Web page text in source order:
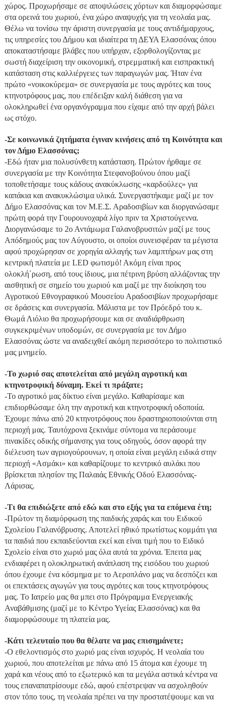
χώρος. Προχωρήσαμε σε αποψιλώσεις χόρτων και διαμορφώσαμε
στα ορεινά του χωριού, ένα χώρο αναψυχής για τη νεολαία μας.
Θέλω να τονίσω την άριστη συνεργασία με τους αντιδήμαρχους,
τις υπηρεσίες του Δήμου και ιδιαίτερα τη ΔΕΥΑ Ελασσόνας όπου
αποκαταστήσαμε βλάβες που υπήρχαν, εξορθολογίζοντας με
σωστή διαχείριση την οικονομική, στρεμματική και εισπρακτική
κατάσταση στις καλλιέργειες των παραγωγών μας. Ήταν ένα
πρώτο «νοικοκύρεμα» σε συνεργασία με τους αγρότες και τους
κτηνοτρόφους μας, που επέδειξαν καλή διάθεση για να
ολοκληρωθεί ένα οργανόγραμμα που είχαμε από την αρχή βάλει
ως στόχο.
-Σε κοινωνικά ζητήματα έγιναν κινήσεις από τη Κοινότητα και
τον Δήμο Ελασσόνας;
-Εδώ ήταν μια πολυσύνθετη κατάσταση. Πρώτον ήρθαμε σε
συνεργασία με την Κοινότητα Στεφανοβούνου όπου μαζί
τοποθετήσαμε τους κάδους ανακύκλωσης «καρδούλες» για
καπάκια και ανακυκλώσιμα υλικά. Συνεργαστήκαμε μαζί με τον
Δήμο Ελασσόνας και τον Μ.Ε.Σ. Αραδοσιβίων και διοργανώσαμε
πρώτη φορά την Γουρουνοχαρά λίγο πριν τα Χριστούγεννα.
Διοργανώσαμε το 2ο Αντάμωμα Γαλανοβρυσιτών μαζί με τους
Απόδημούς μας τον Αύγουστο, οι οποίοι συνεισφέραν τα μέγιστα
αφού προχώρησαν σε χορηγία αλλαγής των λαμπτήρων μας στη
κεντρική πλατεία με LED φωτισμό! Ακόμη είναι προς
ολοκλή΄ρωση, από τους ίδιους, μια πέτρινη βρύση αλλάζοντας την
αισθητική σε σημείο του χωριού και μαζί με την διοίκηση του
Αγροτικού Εθνογραφικού Μουσείου Αραδοσιβίων προχωρήσαμε
σε δράσεις και συνεργασία. Μάλιστα με τον Πρόεδρό του κ.
Θωμά Λιόλιο θα προχωρήσουμε και σε αναδιάρθρωση
συγκεκριμένων υποδομών, σε συνεργασία με τον Δήμο
Ελασσόνας ώστε να αναδειχθεί ακόμη περισσότερο το πολιτιστικό
μας μνημείο.
-Το χωριό σας αποτελείται από μεγάλη αγροτική και
κτηνοτροφική δύναμη. Εκεί τι πράξατε;
-Το αγροτικό μας δίκτυο είναι μεγάλο. Καθαρίσαμε και
επιδιορθώσαμε όλη την αγροτική και κτηνοτροφική οδοποιία.
Έχουμε πάνω από 20 κτηνοτρόφους που δραστηριοποιούνται στη
περιοχή μας. Ταυτόχρονα ξεκινάμε σύντομα να περάσουμε
πινακίδες οδικής σήμανσης για τους οδηγούς, όσον αφορά την
διέλευση των αγριογούρουνων, η οποία είναι μεγάλη ειδικά στην
περιοχή «Ασμάκι» και καθαρίζουμε το κεντρικό αυλάκι που
βρίσκεται πλησίον της Παλαιάς Εθνικής Οδού Ελασσόνας-
Λάρισας.
-Τι θα επιδιώξετε από εδώ και στο εξής για τα επόμενα έτη;
-Πρώτον τη διαμόρφωση της παιδικής χαράς και του Ειδικού
Σχολείου Γαλανόβρυσης. Αποτελεί ηθικό πρωτίστως κομμάτι για
τα παιδιά που εκπαιδεύονται εκεί και είναι τιμή που το Ειδικό
Σχολείο είναι στο χωριό μας όλα αυτά τα χρόνια. Έπειτα μας
ενδιαφέρει η ολοκληρωτική ανάπλαση της εισόδου του χωριού
όπου έχουμε ένα κόσμημα με το Αεροπλάνο μας να δεσπόζει και
οι επεκτάσεις αγωγών για τους αγρότες και τους κτηνοτρόφους
μας. Το Ιατρείο μας θα μπει στο Πρόγραμμα Ενεργειακής
Αναβάθμισης (μαζί με το Κέντρο Υγείας Ελασσόνας) και θα
διαμορφώσουμε τη πλατεία μας.
-Κάτι τελευταίο που θα θέλατε να μας επισημάνετε;
-Ο εθελοντισμός στο χωριό μας είναι ισχυρός. Η νεολαία του
χωριού, που αποτελείται με πάνω από 15 άτομα και έχουμε τη
χαρά και νέους από το εξωτερικό και τα μεγάλα αστικά κέντρα να
τους επαναπατρίσουμε εδώ, αφού επέστρεψαν να ασχοληθούν
στον τόπο τους, τη νεολαία πρέπει να την προστατέψουμε και να